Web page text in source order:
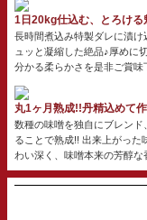
1日20kg仕込む、とろけ
長時間煮込み特製ダレに漬
ュッと凝縮した絶品♪厚めに
分かる柔らかさを是非ご賞味
丸1ヶ月熟成!!丹精込めて
数種の味噌を独自にブレン
ることで熟成!! 出来上がった
わい深く、味噌本来の芳醇